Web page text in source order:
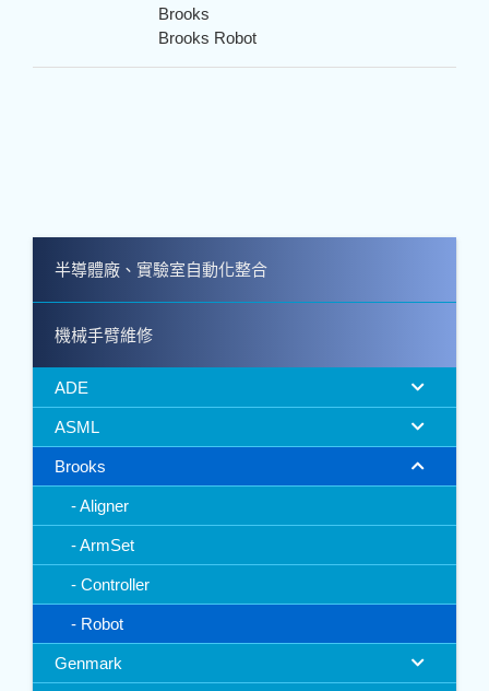
Brooks
Brooks Robot
半導體廠、實驗室自動化整合
機械手臂維修
ADE
ASML
Brooks
Aligner
ArmSet
Controller
Robot
Genmark